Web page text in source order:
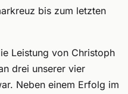
bis zum letzten
Leistung von Christoph
drei unserer vier
Neben einem Erfolg im